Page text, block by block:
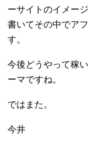
ーサイトのイメー
書いてその中でア
す。
今後どうやって稼
ーマですね。
ではまた。
今井